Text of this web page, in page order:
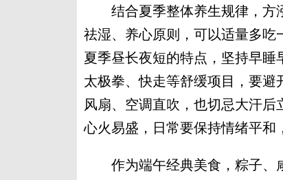
结合夏季整体养生规律，方泓
祛湿、养心原则，可以适量多
夏季昼长夜短的特点，坚持早睡
太极拳、快走等舒缓项目，要
风扇、空调直吹，也切忌大汗
心火易盛，日常要保持情绪平和
作为端午经典美食，粽子、